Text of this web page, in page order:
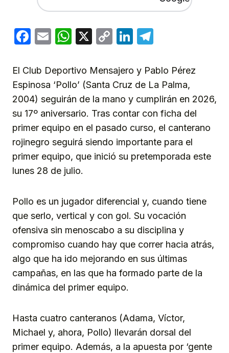
Facebook
EmailWhatsApp
X
CopyLinkedIn
El Club Deportivo Mensajero y Pablo Pérez
Espinosa ‘Pollo’ (Santa Cruz de La Palma,
2004) seguirán de la mano y cumplirán en 2026,
su 17º aniversario. Tras contar con ficha del
primer equipo en el pasado curso, el canterano
rojinegro seguirá siendo importante para el
primer equipo, que inició su pretemporada este
lunes 28 de julio.
Pollo es un jugador diferencial y, cuando tiene
que serlo, vertical y con gol. Su vocación
ofensiva sin menoscabo a su disciplina y
compromiso cuando hay que correr hacia atrás,
algo que ha ido mejorando en sus últimas
campañas, en las que ha formado parte de la
dinámica del primer equipo.
Hasta cuatro canteranos (Adama, Víctor,
Michael y, ahora, Pollo) llevarán dorsal del
primer equipo. Además, a la apuesta por ‘gente